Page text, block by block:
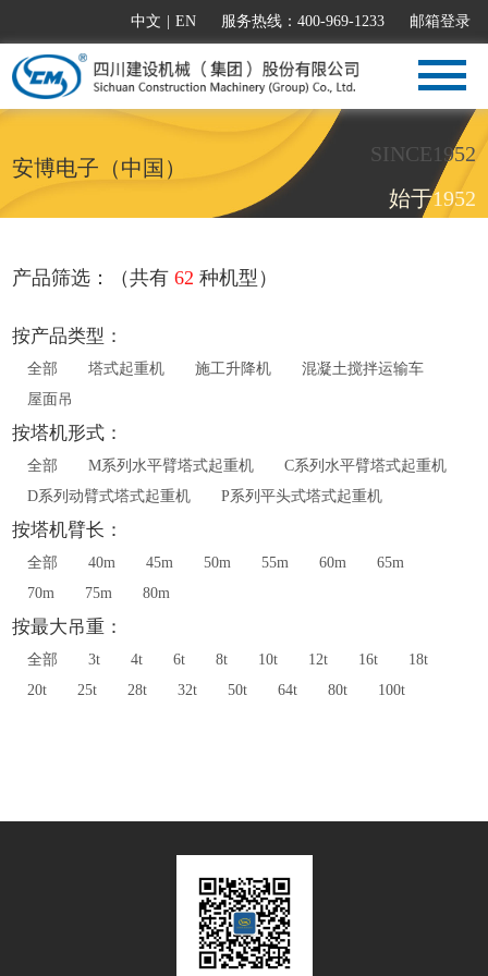
中文 EN 服务热线：400-969-1233 邮箱登录
安博电子（中国）
SINCE1952
始于1952
产品筛选：（共有62 种机型）
按产品类型：
全部 塔式起重机 施工升降机
混凝土搅拌运输车
屋面吊
按塔机形式：
全部 M系列水平臂塔式起重机
C系列水平臂塔式起重机
D系列动臂式塔式起重机
P系列平头式塔式起重机
按塔机臂长：
全部 40m 45m 50m 55m 60m
65m
70m
75m 80m
按最大吊重：
全部 3t 4t 6t 8t 10t 12t 16t
18t
20t
25t 28t 32t 50t 64t 80t 100t